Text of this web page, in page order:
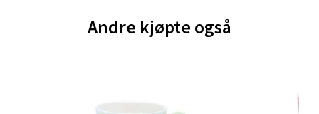
Andre kjøpte også